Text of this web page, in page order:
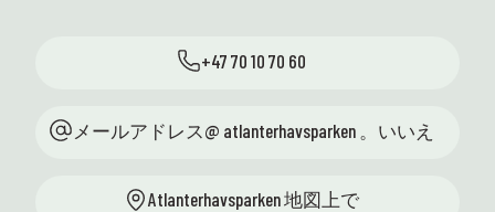
+47 70 10 70 60
メールアドレス@ atlanterhavsparken 。いいえ
Atlanterhavsparken 地図上で